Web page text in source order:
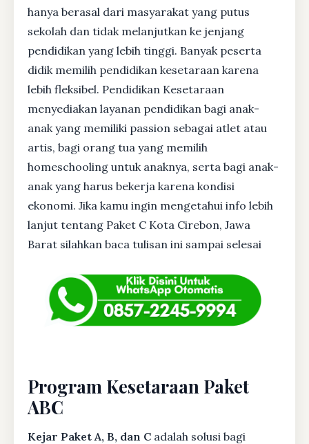
hanya berasal dari masyarakat yang putus
sekolah dan tidak melanjutkan ke jenjang
pendidikan yang lebih tinggi. Banyak peserta
didik memilih pendidikan kesetaraan karena
lebih fleksibel. Pendidikan Kesetaraan
menyediakan layanan pendidikan bagi anak-
anak yang memiliki passion sebagai atlet atau
artis, bagi orang tua yang memilih
homeschooling untuk anaknya, serta bagi anak-
anak yang harus bekerja karena kondisi
ekonomi. Jika kamu ingin mengetahui info lebih
lanjut tentang Paket C Kota Cirebon, Jawa
Barat silahkan baca tulisan ini sampai selesai
Program Kesetaraan Paket
ABC
Kejar Paket A, B, dan C adalah solusi bagi